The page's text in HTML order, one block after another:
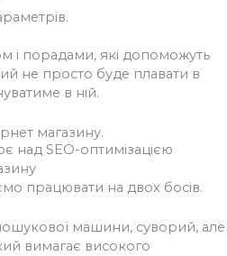
і порадами, які допоможуть
не просто буде плавати в
в ній.
магазину.
працювати на двох босів.
машини, суворий, але
вимагає високого